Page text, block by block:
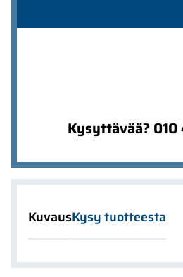
Kysyttävää?
KuvausKysy tuotteesta